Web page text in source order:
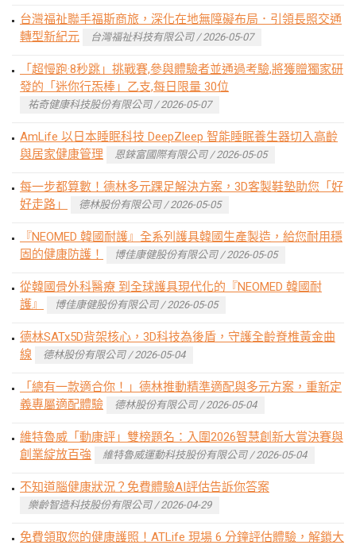
台灣福祉聯手福斯商旅，深化在地無障礙布局．引領長照交通
轉型新紀元
台灣福祉科技有限公司 / 2026-05-07
「超慢跑·8秒跳」挑戰賽,參與體驗者並通過考驗,將獲贈獨家研
發的「迷你行炁棒」乙支,每日限量 30位
祐奇健康科技股份有限公司 / 2026-05-07
AmLife 以日本睡眠科技 DeepZleep 智能睡眠養生器切入高齡
與居家健康管理
恩錸富國際有限公司 / 2026-05-05
每一步都算數！德林多元踝足解決方案，3D客製鞋墊助您「好
好走路」
德林股份有限公司 / 2026-05-05
『NEOMED 韓國耐護』全系列護具韓國生產製造，給您耐用穩
固的健康防護！
博佳康健股份有限公司 / 2026-05-05
從韓國骨外科醫療 到全球護具現代化的『NEOMED 韓國耐
護』
博佳康健股份有限公司 / 2026-05-05
德林SATx5D背架核心，3D科技為後盾，守護全齡脊椎黃金曲
線
德林股份有限公司 / 2026-05-04
「總有一款適合你！」德林推動精準適配與多元方案，重新定
義專屬適配體驗
德林股份有限公司 / 2026-05-04
維特魯威「動康評」雙榜題名：入圍2026智慧創新大賞決賽與
創業綻放百強
維特魯威運動科技股份有限公司 / 2026-05-04
不知道腦健康狀況？免費體驗AI評估告訴你答案
樂齡智造科技股份有限公司 / 2026-04-29
免費領取您的健康護照！ATLife 現場 6 分鐘評估體驗，解鎖大